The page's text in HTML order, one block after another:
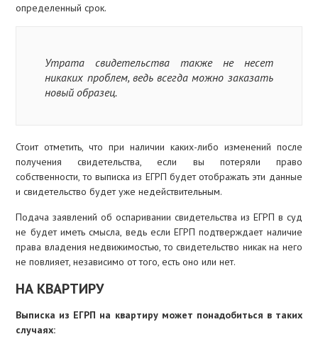
определенный срок.
Утрата свидетельства также не несет
никаких проблем, ведь всегда можно заказать
новый образец.
Стоит отметить, что при наличии каких-либо изменений после
получения свидетельства, если вы потеряли право
собственности, то выписка из ЕГРП будет отображать эти данные
и свидетельство будет уже недействительным.
Подача заявлений об оспаривании свидетельства из ЕГРП в суд
не будет иметь смысла, ведь если ЕГРП подтверждает наличие
права владения недвижимостью, то свидетельство никак на него
не повлияет, независимо от того, есть оно или нет.
НА КВАРТИРУ
Выписка из ЕГРП на квартиру может понадобиться в таких
случаях: